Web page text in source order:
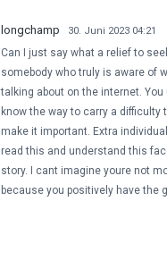
longchamp 30. Juni 2023 04:21
Can I just say what a relief to
somebody who truly is aware of
talking about on the internet. You
know the way to carry a difficulty
make it important. Extra
read this and understand this
story. I cant imagine youre not
because you positively have the